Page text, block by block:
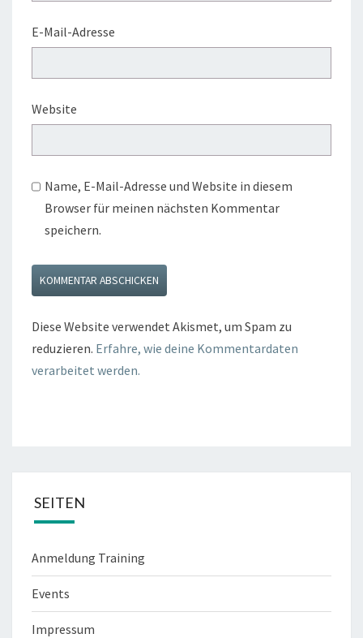
E-Mail-Adresse
Website
Name, E-Mail-Adresse und Website in diesem
Browser für meinen nächsten Kommentar
speichern.
Diese Website verwendet Akismet, um Spam zu
reduzieren. Erfahre, wie deine Kommentardaten
verarbeitet werden.
SEITEN
Anmeldung Training
Events
Impressum